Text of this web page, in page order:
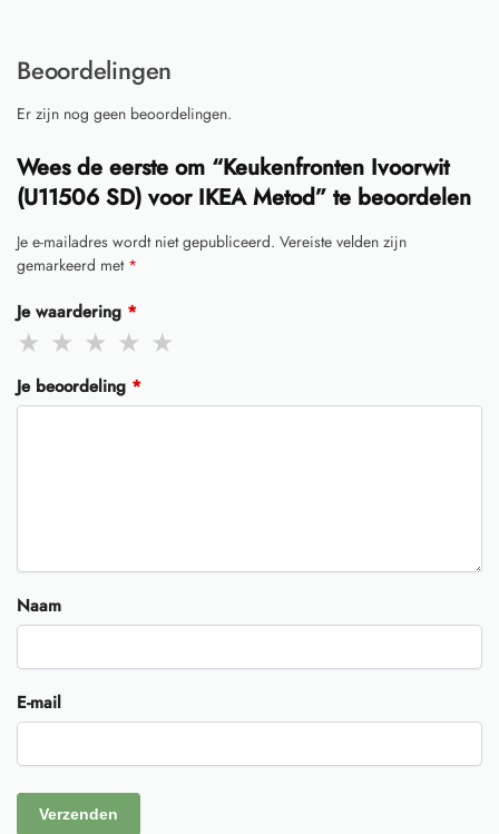
Beoordelingen
Er zijn nog geen beoordelingen.
Wees de eerste om “Keukenfronten Ivoorwit
(U11506 SD) voor IKEA Metod” te beoordelen
Je e-mailadres wordt niet gepubliceerd. Vereiste velden zijn
gemarkeerd met *
Je waardering *
Je beoordeling *
Naam
E-mail